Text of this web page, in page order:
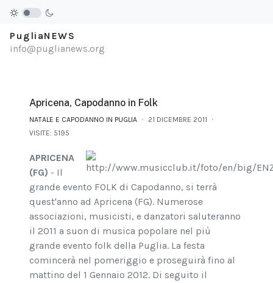
PugliaNEWS
info@puglianews.org
Apricena, Capodanno in Folk
NATALE E CAPODANNO IN PUGLIA
21 DICEMBRE 2011
VISITE: 5195
APRICENA
(FG) - Il
grande evento FOLK di Capodanno, si terrà
quest'anno ad Apricena (FG). Numerose
associazioni, musicisti, e danzatori saluteranno
il 2011 a suon di musica popolare nel più
grande evento folk della Puglia. La festa
comincerà nel pomeriggio e proseguirà fino al
mattino del 1 Gennaio 2012. Di seguito il